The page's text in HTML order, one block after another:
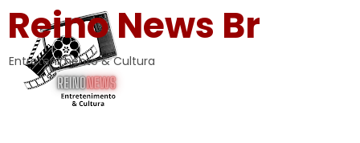
Reino News Br
Entretenimento & Cultura